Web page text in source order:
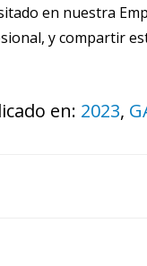
en nuestra
y compartir
en: 2023,